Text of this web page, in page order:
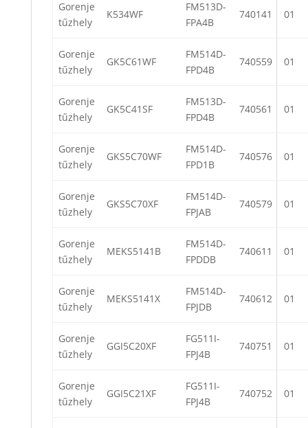
Gorenje
tűzhely
K534WF
FM513D-
FPA4B
740141 01
Gorenje
tűzhely
GK5C61WF
FM514D-
FPD4B
740559 01
Gorenje
tűzhely
GK5C41SF
FM513D-
FPD4B
740561 01
Gorenje
tűzhely
GKS5C70WF
FM514D-
FPD1B
740576 01
Gorenje
tűzhely
GKS5C70XF
FM514D-
FPJAB
740579 01
Gorenje
tűzhely
MEKS5141B
FM514D-
FPDDB
740611 01
Gorenje
tűzhely
MEKS5141X
FM514D-
FPJDB
740612 01
Gorenje
tűzhely
GGI5C20XF
FG511I-
FPJ4B
740751 01
Gorenje
tűzhely
GGI5C21XF
FG511I-
FPJ4B
740752 01